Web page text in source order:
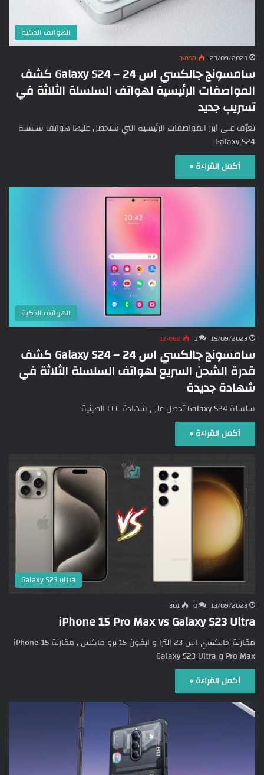
الهواتف الذكية
23/09/2023 3٬858
سامسونج جالكسي اس 24 – Galaxy S24 كشف
المواصفات الرئيسية لهواتف السلسلة الثلاثة في
تسريب جديد
تعرّف على أبرز المواصفات الرئيسية التي ستحصل عليها هواتف سلسلة
Galaxy S24
أكمل القراءة »
الهواتف الذكية
15/09/2023
1 12٬082
سامسونج جالكسي اس 24 – Galaxy S24 كشف
قدرة الشحن السريع لهواتف السلسلة الثلاثة في
شهادة جديدة
سلسلة Galaxy S24 تحصل على شهادة CCC الصينية
أكمل القراءة »
Galaxy S23 ultra
13/09/2023
0
301
iPhone 15 Pro Max vs Galaxy S23 Ultra
مقارنة جالكسي اس 23 الترا و ايفون 15 برو ماكس , مقارنة iPhone 15
Pro Max و Galaxy S23 Ultra
أكمل القراءة »